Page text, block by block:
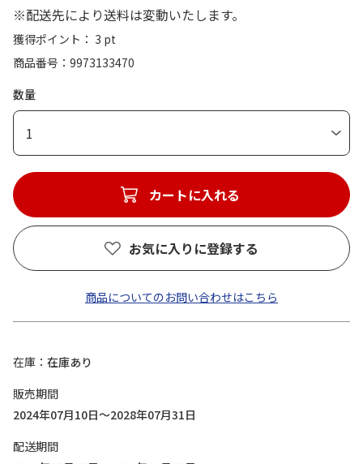
※配送先により送料は変動いたします。
獲得ポイント： 3 pt
商品番号
9973133470
数量
1
カートに入れる
お気に入りに登録する
商品についてのお問い合わせはこちら
在庫
在庫あり
販売期間
2024年07月10日～2028年07月31日
配送期間